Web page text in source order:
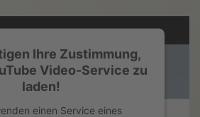
Ihre Zustimmung,
Video-Service zu
laden!
einen Service eines